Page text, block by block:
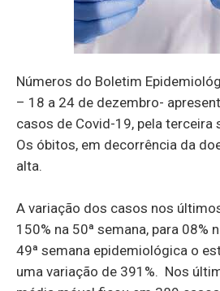
Números do Boletim
– 18 a 24 de dezembro-
casos de Covid-19, pela terceira
Os óbitos, em decorrência da
alta.
A variação dos casos nos
150% na 50ª semana, para 08%
49ª semana epidemiológica o
uma variação de 391%. Nos